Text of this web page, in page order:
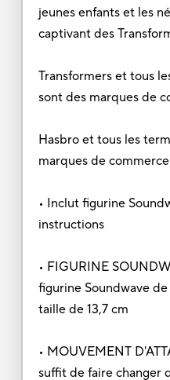
jeunes enfants et les
captivant des
Transformers et tous
sont des marques de
Hasbro et tous les
marques de
• Inclut figurine
instructions
• FIGURINE
figurine Soundwave
taille de 13,7 cm
• MOUVEMENT
suffit de faire changer